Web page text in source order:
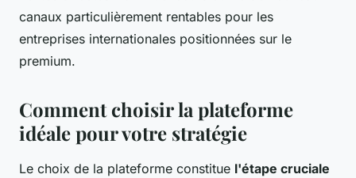
canaux particulièrement rentables pour les
entreprises internationales positionnées sur le
premium.
Comment choisir la plateforme
idéale pour votre stratégie
Le choix de la plateforme constitue l'étape cruciale